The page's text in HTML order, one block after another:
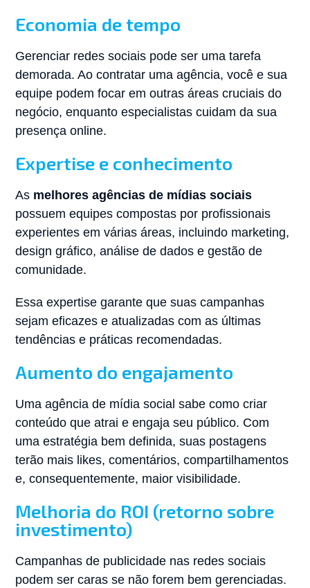
Economia de tempo
Gerenciar redes sociais pode ser uma tarefa
demorada. Ao contratar uma agência, você e sua
equipe podem focar em outras áreas cruciais do
negócio, enquanto especialistas cuidam da sua
presença online.
Expertise e conhecimento
As melhores agências de mídias sociais
possuem equipes compostas por profissionais
experientes em várias áreas, incluindo marketing,
design gráfico, análise de dados e gestão de
comunidade.
Essa expertise garante que suas campanhas
sejam eficazes e atualizadas com as últimas
tendências e práticas recomendadas.
Aumento do engajamento
Uma agência de mídia social sabe como criar
conteúdo que atrai e engaja seu público. Com
uma estratégia bem definida, suas postagens
terão mais likes, comentários, compartilhamentos
e, consequentemente, maior visibilidade.
Melhoria do ROI (retorno sobre
investimento)
Campanhas de publicidade nas redes sociais
podem ser caras se não forem bem gerenciadas.